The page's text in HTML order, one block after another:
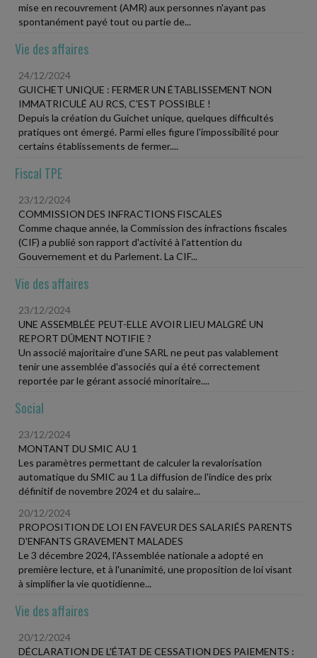
mise en recouvrement (AMR) aux personnes n'ayant pas
spontanément payé tout ou partie de...
Vie des affaires
24/12/2024
GUICHET UNIQUE : FERMER UN ÉTABLISSEMENT NON
IMMATRICULÉ AU RCS, C'EST POSSIBLE !
Depuis la création du Guichet unique, quelques difficultés
pratiques ont émergé. Parmi elles figure l'impossibilité pour
certains établissements de fermer....
Fiscal TPE
23/12/2024
COMMISSION DES INFRACTIONS FISCALES
Comme chaque année, la Commission des infractions fiscales
(CIF) a publié son rapport d'activité à l'attention du
Gouvernement et du Parlement. La CIF...
Vie des affaires
23/12/2024
UNE ASSEMBLÉE PEUT-ELLE AVOIR LIEU MALGRÉ UN
REPORT DÛMENT NOTIFIE ?
Un associé majoritaire d'une SARL ne peut pas valablement
tenir une assemblée d'associés qui a été correctement
reportée par le gérant associé minoritaire....
Social
23/12/2024
MONTANT DU SMIC AU 1
Les paramètres permettant de calculer la revalorisation
automatique du SMIC au 1 La diffusion de l'indice des prix
définitif de novembre 2024 et du salaire...
20/12/2024
PROPOSITION DE LOI EN FAVEUR DES SALARIÉS PARENTS
D'ENFANTS GRAVEMENT MALADES
Le 3 décembre 2024, l'Assemblée nationale a adopté en
première lecture, et à l'unanimité, une proposition de loi visant
à simplifier la vie quotidienne...
Vie des affaires
20/12/2024
DÉCLARATION DE L'ÉTAT DE CESSATION DES PAIEMENTS :